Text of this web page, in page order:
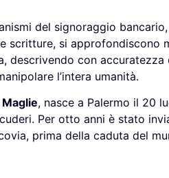
del signoraggio
scritture, si
descrivendo con
l’intera umanità.
, nasce a Palermo il 20
Per otto anni è stato
prima della caduta del